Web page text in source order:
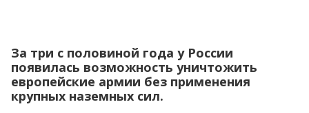
За три с половиной года у России
появилась возможность уничтожить
европейские армии без применения
крупных наземных сил.